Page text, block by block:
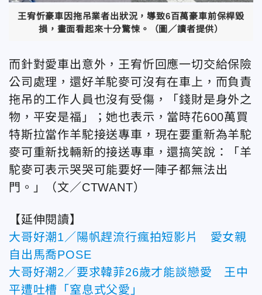
王宥忻豪車因拖吊業者出狀況，導致6百萬豪車前保桿毀
損，畫面看起來十分驚悚。（圖／讀者提供）
而針對愛車出意外，王宥忻回應一切交給保險
公司處理，還好羊駝麥可沒有在車上，而負責
拖吊的工作人員也沒有受傷，「錢財是身外之
物，平安是福」；她也表示，當時花600萬買
特斯拉當作羊駝接送專車，現在要重新為羊駝
麥可重新找輛新的接送專車，還搞笑說：「羊
駝麥可表示哭哭可能要好一陣子都無法出
門。」（文／CTWANT）
【延伸閱讀】
大哥好潮1／陽帆趕流行瘋拍短影片 愛女親
自出馬喬POSE
大哥好潮2／要求韓菲26歲才能談戀愛 王中
平遭吐槽「窒息式父愛」